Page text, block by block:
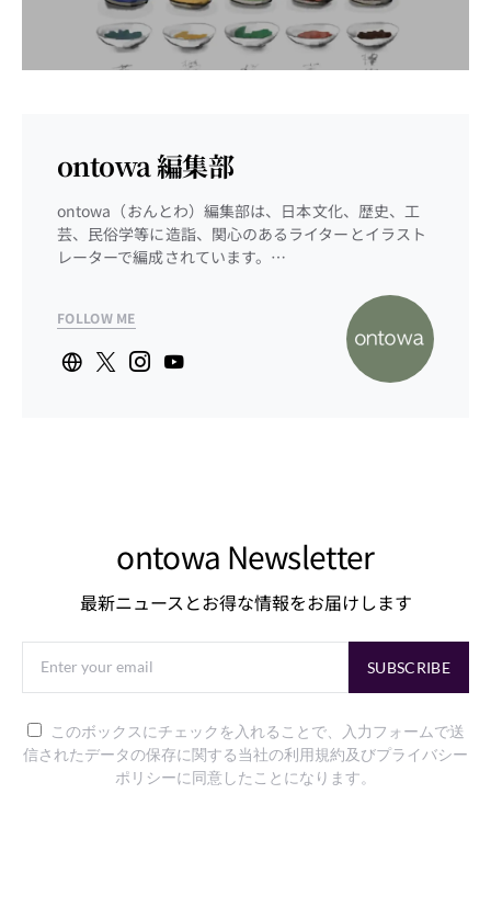
ontowa 編集部
ontowa（おんとわ）編集部は、日本文化、歴史、工
芸、民俗学等に造詣、関心のあるライターとイラスト
レーターで編成されています。…
FOLLOW ME
ontowa Newsletter
最新ニュースとお得な情報をお届けします
SUBSCRIBE
このボックスにチェックを入れることで、入力フォームで送
信されたデータの保存に関する当社の利用規約及びプライバシー
ポリシーに同意したことになります。